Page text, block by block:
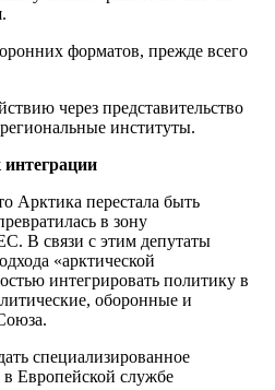
форматов, прежде всего
через представительство
институты.
Арктика перестала быть
в зону
В связи с этим депутаты
«арктической
интегрировать политику в
оборонные и
специализированное
в Европейской службе